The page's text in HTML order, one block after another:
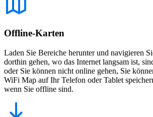
Offline-Karten
Laden Sie Bereiche herunter und navigieren
dorthin gehen, wo das Internet langsam ist,
oder Sie können nicht online gehen, Sie
WiFi Map auf Ihr Telefon oder Tablet
wenn Sie offline sind.